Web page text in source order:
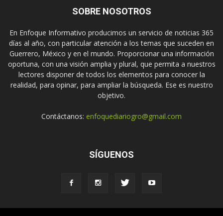
SOBRE NOSOTROS
En Enfoque Informativo producimos un servicio de noticias 365
días al año, con particular atención a los temas que suceden en
Guerrero, México y en el mundo. Proporcionar una información
oportuna, con una visión amplia y plural, que permita a nuestros
lectores disponer de todos los elementos para conocer la
realidad, para opinar, para ampliar la búsqueda. Ese es nuestro
objetivo.
Contáctanos: enfoquediariogro@gmail.com
SÍGUENOS